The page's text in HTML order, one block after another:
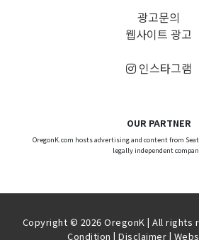
광고문의
웹사이트 광고
인스타그램
OUR PARTNER
OregonK.com hosts advertising and content from
legally independent
Copyright © 2026 OregonK | All rights
Condition |Disclaimer |